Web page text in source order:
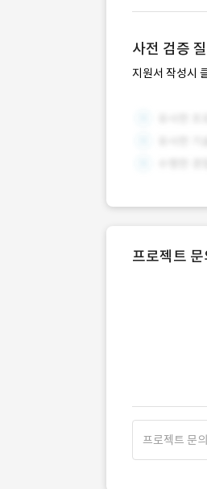
사전 검증
지원서 작성시
프로젝트 문
프로젝트 문